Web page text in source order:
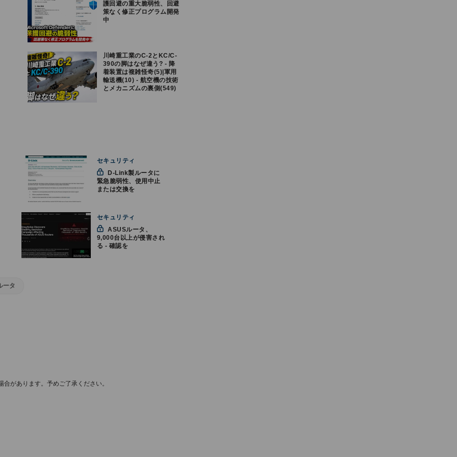
護回避の重大脆弱性、回避
策なく修正プログラム開発
中
川崎重工業のC-2とKC/C-
390の脚はなぜ違う? - 降
着装置は複雑怪奇(5)|軍用
輸送機(10) - 航空機の技術
とメカニズムの裏側(549)
セキュリティ
緊急脆弱性、使用中止
または交換を
セキュリティ
ASUSルータ、
9,000台以上が侵害され
る - 確認を
ータ
があります。予めご了承ください。